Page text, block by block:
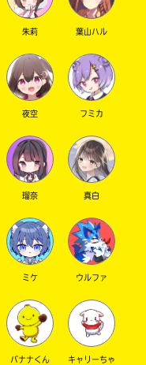
る
朱莉 葉山ハル
夜空 フミカ
瑠奈 真白
ミケ ウルファ
バナナくん
キャリーちゃ